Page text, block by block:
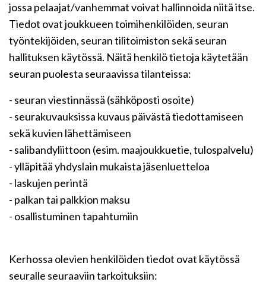
jossa pelaajat/vanhemmat voivat hallinnoida niitä itse.
Tiedot ovat joukkueen toimihenkilöiden, seuran
työntekijöiden, seuran tilitoimiston sekä seuran
hallituksen käytössä. Näitä henkilö tietoja käytetään
seuran puolesta seuraavissa tilanteissa:
- seuran viestinnässä (sähköposti osoite)
- seurakuvauksissa kuvaus päivästä tiedottamiseen
sekä kuvien lähettämiseen
- salibandyliittoon (esim. maajoukkuetie, tulospalvelu)
- ylläpitää yhdyslain mukaista jäsenluetteloa
- laskujen perintä
- palkan tai palkkion maksu
- osallistuminen tapahtumiin
Kerhossa olevien henkilöiden tiedot ovat käytössä
seuralle seuraaviin tarkoituksiin: